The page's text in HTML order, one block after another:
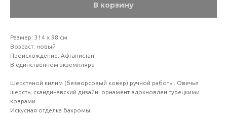
В корзину
Размер: 314 х 98 см
Возраст: новый
Происхождение: Афганистан
В единственном экземпляре
Шерстяной килим (безворсовый ковер) ручной работы. Овечья
шерсть, скандинавский дизайн, орнамент вдохновлен турецкими
коврами.
Искусная отделка бахромы.